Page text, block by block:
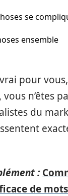
se
ensemble
pour
n’êtes
du
:
de